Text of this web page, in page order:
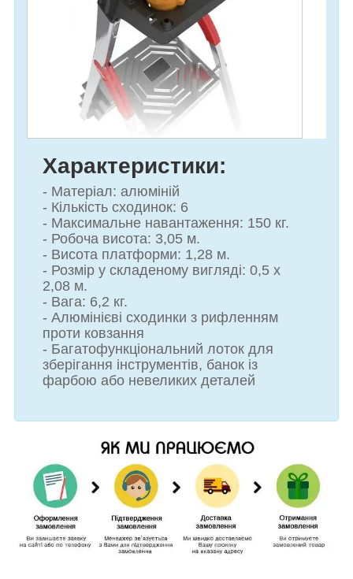
Характеристики:
- Матеріал: алюміній
- Кількість сходинок: 6
- Максимальне навантаження: 150 кг.
- Робоча висота: 3,05 м.
- Висота платформи: 1,28 м.
- Розмір у складеному вигляді: 0,5 х
2,08 м.
- Вага: 6,2 кг.
- Алюмінієві сходинки з рифленням
проти ковзання
- Багатофункціональний лоток для
зберігання інструментів, банок із
фарбою або невеликих деталей